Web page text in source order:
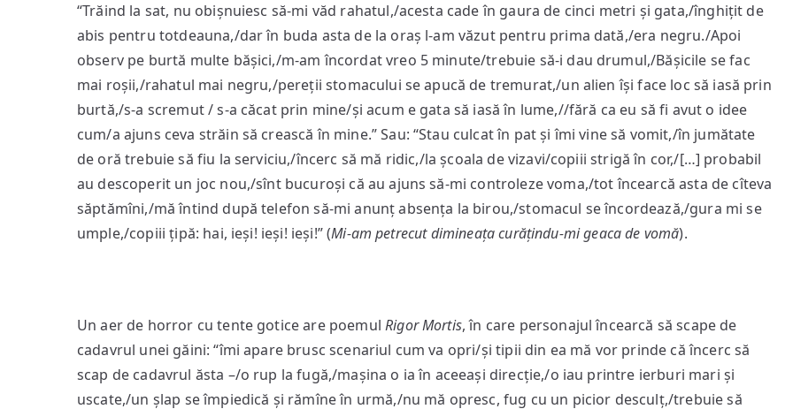
“Trăind la sat, nu obișnuiesc să‑mi văd rahatul,/acesta cade în gaura de cinci metri și gata,/înghițit de
abis pentru totdeauna,/dar în buda asta de la oraș l‑am văzut pentru prima dată,/era negru./Apoi
observ pe burtă multe bășici,/m‑am încordat vreo 5 minute/trebuie să‑i dau drumul,/Bășicile se fac
mai roșii,/rahatul mai negru,/pereții stomacului se apucă de tremurat,/un alien își face loc să iasă prin
burtă,/s‑a scremut / s‑a căcat prin mine/și acum e gata să iasă în lume,//fără ca eu să fi avut o idee
cum/a ajuns ceva străin să crească în mine.” Sau: “Stau culcat în pat și îmi vine să vomit,/în jumătate
de oră trebuie să fiu la serviciu,/încerc să mă ridic,/la școala de vizavi/copiii strigă în cor,/[…] probabil
au descoperit un joc nou,/sînt bucuroși că au ajuns să‑mi controleze voma,/tot încearcă asta de cîteva
săptămîni,/mă întind după telefon să‑mi anunț absența la birou,/stomacul se încordează,/gura mi se
umple,/copiii țipă: hai, ieși! ieși! ieși!” (Mi-am petrecut dimineața curățindu-mi geaca de vomă).
Un aer de horror cu tente gotice are poemulRigor Mortis, în care personajul încearcă să scape de
cadavrul unei găini: “îmi apare brusc scenariul cum va opri/și tipii din ea mă vor prinde că încerc să
scap de cadavrul ăsta –/o rup la fugă,/mașina o ia în aceeași direcție,/o iau printre ierburi mari și
uscate,/un șlap se împiedică și rămîne în urmă,/nu mă opresc, fug cu un picior desculț,/trebuie să